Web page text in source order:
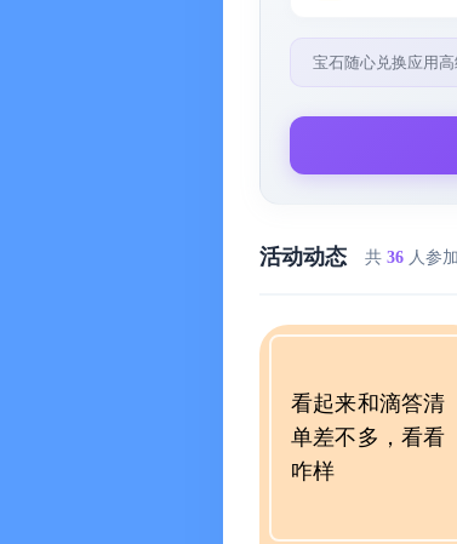
【使用场景】
灵感记录：脑海中突然
管理文件：对于电脑和
列工作清单：将所有工
自律人生。
提前安排准备。
宝石随心兑换应用
活动动态 共 36 人参加
看起来和滴答清
单差不多，看看
咋样